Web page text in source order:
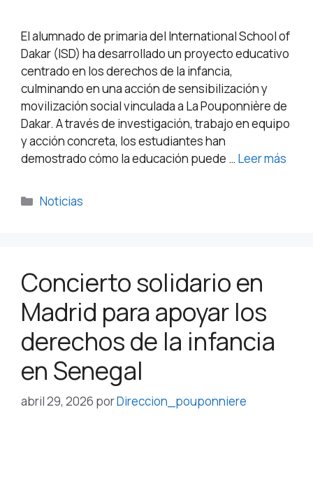
El alumnado de primaria del International School of
Dakar (ISD) ha desarrollado un proyecto educativo
centrado en los derechos de la infancia,
culminando en una acción de sensibilización y
movilización social vinculada a La Pouponnière de
Dakar. A través de investigación, trabajo en equipo
y acción concreta, los estudiantes han
demostrado cómo la educación puede … Leer más
Noticias
Concierto solidario en
Madrid para apoyar los
derechos de la infancia
en Senegal
abril 29, 2026 porDireccion_pouponniere